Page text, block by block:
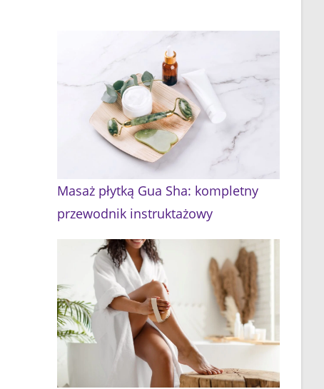
Masaż płytką Gua Sha: kompletny
przewodnik instruktażowy